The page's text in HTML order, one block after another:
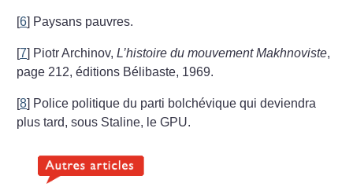
[6] Paysans pauvres.
[7] Piotr Archinov,L’histoire du mouvement Makhnoviste,
page 212, éditions Bélibaste, 1969.
[8] Police politique du parti bolchévique qui deviendra
plus tard, sous Staline, le GPU.